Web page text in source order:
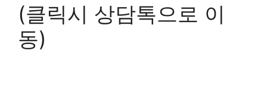
(클릭시 상담톡으로 이
동)